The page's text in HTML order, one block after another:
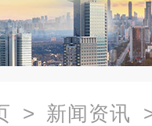
> 新闻资讯